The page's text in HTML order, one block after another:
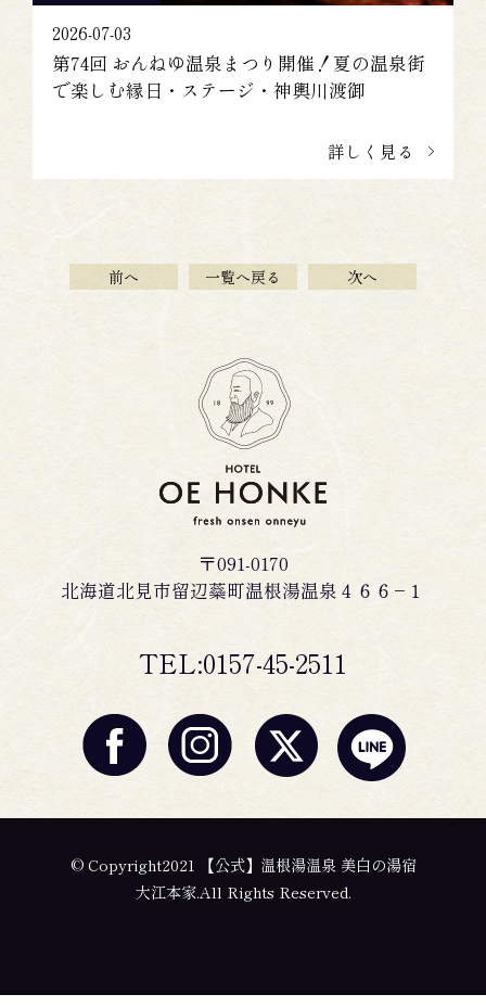
2026-07-03
第74回 おんねゆ温泉まつり開催！夏の温泉街
で楽しむ縁日・ステージ・神輿川渡御
詳しく見る
前へ 一覧へ戻る 次へ
〒091-0170
北海道北見市留辺蘂町温根湯温泉４６６−１
TEL:0157-45-2511
© Copyright2021 【公式】温根湯温泉 美白の湯宿
大江本家.All Rights Reserved.